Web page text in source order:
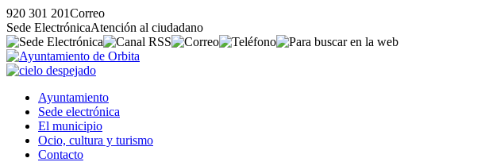
920 301 201Correo
Sede ElectrónicaAtención al ciudadano
Ayuntamiento
Sede electrónica
El municipio
Ocio, cultura y turismo
Contacto